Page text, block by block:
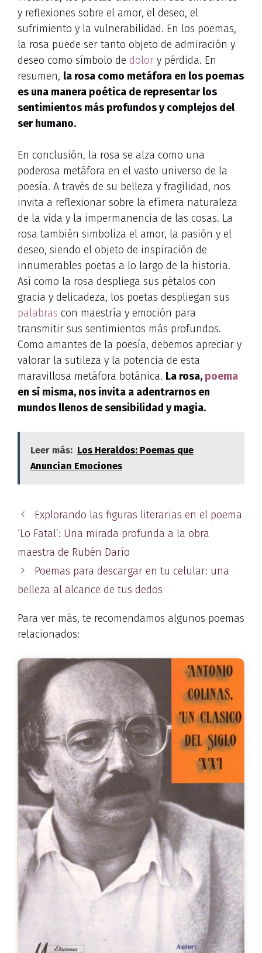
y reflexiones sobre el amor, el deseo, el
sufrimiento y la vulnerabilidad. En los poemas,
la rosa puede ser tanto objeto de admiración y
deseo como símbolo de dolor y pérdida. En
resumen, la rosa como metáfora en los poemas
es una manera poética de representar los
sentimientos más profundos y complejos del
ser humano.
En conclusión, la rosa se alza como una
poderosa metáfora en el vasto universo de la
poesía. A través de su belleza y fragilidad, nos
invita a reflexionar sobre la efímera naturaleza
de la vida y la impermanencia de las cosas. La
rosa también simboliza el amor, la pasión y el
deseo, siendo el objeto de inspiración de
innumerables poetas a lo largo de la historia.
Así como la rosa despliega sus pétalos con
gracia y delicadeza, los poetas despliegan sus
palabras con maestría y emoción para
transmitir sus sentimientos más profundos.
Como amantes de la poesía, debemos apreciar y
valorar la sutileza y la potencia de esta
maravillosa metáfora botánica. La rosa, poema
en sí misma, nos invita a adentrarnos en
mundos llenos de sensibilidad y magia.
Leer más: Los Heraldos: Poemas que
Anuncian Emociones
Explorando las figuras literarias en el poema
‘Lo Fatal’: Una mirada profunda a la obra
maestra de Rubén Darío
Poemas para descargar en tu celular: una
belleza al alcance de tus dedos
Para ver más, te recomendamos algunos poemas
relacionados: